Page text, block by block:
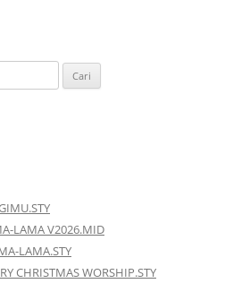
LAMA V2026.MID
LAMA.STY
CHRISTMAS WORSHIP.STY